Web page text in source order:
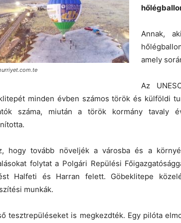
Annak,
amely
Az
minden évben számos török és külföldi
száma, miután a török kormány tavaly
hogy tovább növeljék a városba és a
folytat a Polgári Repülési
Halfeti és Harran felett. Göbeklitepe
munkák.
tesztrepüléseket is megkezdték. Egy pilóta